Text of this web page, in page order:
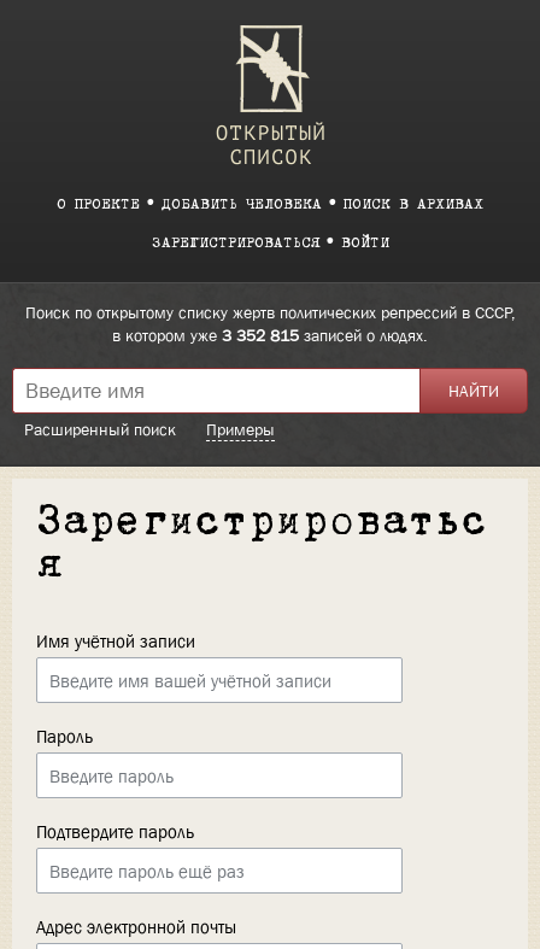
О ПРОЕКТЕ ДОБАВИТЬ ЧЕЛОВЕКА ПОИСК В АРХИВАХ
ЗАРЕГИСТРИРОВАТЬСЯ ВОЙТИ
Поиск по открытому списку жертв политических репрессий в СССР,
в котором уже 3 352 815 записей о людях.
Расширенный поиск Примеры
Зарегистрироватьс
я
Имя учётной записи
Пароль
Подтвердите пароль
Адрес электронной почты